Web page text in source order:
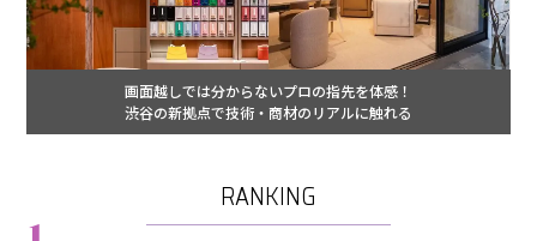
画面越しでは分からないプロの指先を体感！
渋谷の新拠点で技術・商材のリアルに触れる
RANKING